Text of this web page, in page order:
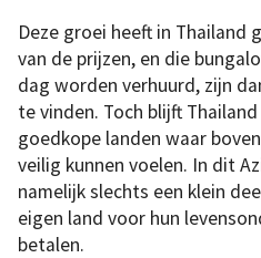
Deze groei heeft in
van de prijzen, en die
dag worden verhuurd, zijn
te vinden. Toch blijft
goedkope landen waar
veilig kunnen voelen. In dit
namelijk slechts een klein
eigen land voor hun
betalen.